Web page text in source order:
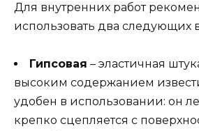
Для внутренних работ
использовать два следующих
Гипсовая – эластичная
высоким содержанием
удобен в использовании: он
крепко сцепляется с